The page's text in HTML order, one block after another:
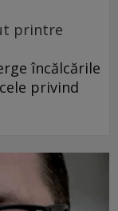
printre
încălcările
privind